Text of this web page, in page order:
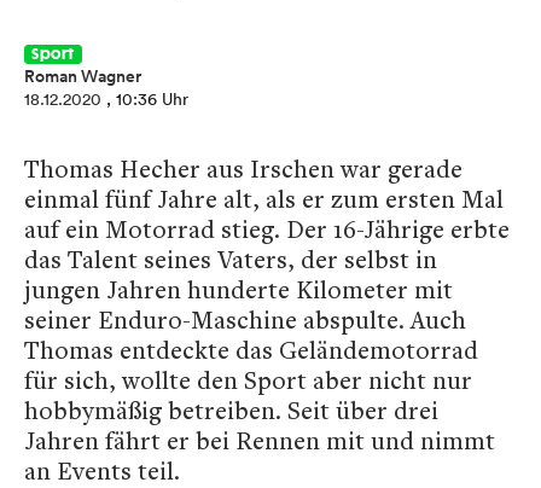
Sport
Roman Wagner
18.12.2020 , 10:36 Uhr
Thomas Hecher aus Irschen war gerade
einmal fünf Jahre alt, als er zum ersten Mal
auf ein Motorrad stieg. Der 16-Jährige erbte
das Talent seines Vaters, der selbst in
jungen Jahren hunderte Kilometer mit
seiner Enduro-Maschine abspulte. Auch
Thomas entdeckte das Geländemotorrad
für sich, wollte den Sport aber nicht nur
hobbymäßig betreiben. Seit über drei
Jahren fährt er bei Rennen mit und nimmt
an Events teil.